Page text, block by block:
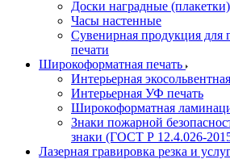
Доски наградные (плакетки)
Часы настенные
Сувенирная продукция для
печати
Широкоформатная печать
Интерьерная
Интерьерная УФ печать
Широкоформатная
Знаки пожарной
знаки (ГОСТ Р 12.4.026-
Лазерная гравировка резка и